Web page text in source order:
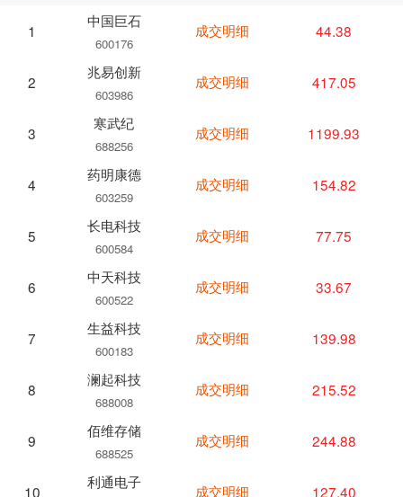
1
中国巨石
600176
2
兆易创新
603986
3
寒武纪
688256
4
药明康德
603259
5
长电科技
600584
6
中天科技
600522
7
生益科技
600183
8
澜起科技
688008
9
佰维存储
688525
10
利通电子
成交明细 44.38
成交明细 417.05
成交明细 1199.93
成交明细 154.82
成交明细 77.75
成交明细 33.67
成交明细 139.98
成交明细 215.52
成交明细 244.88
成交明细 127.40